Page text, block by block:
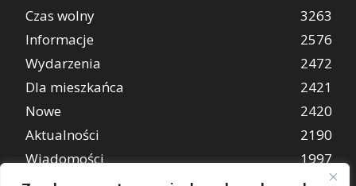
Czas wolny
3263
Informacje
2576
Wydarzenia
2472
Dla mieszkańca
2421
Nowe
2420
Aktualności
2190
Wiadomości
1997
REKLAMA
849